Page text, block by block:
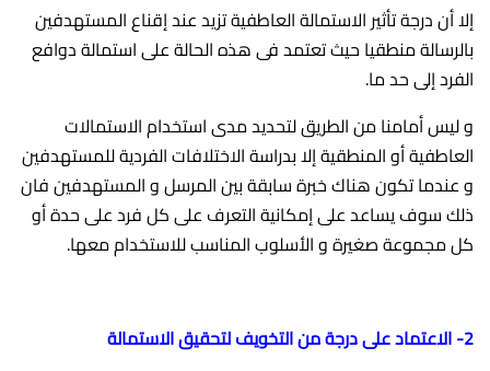
إلا أن درجة تأثير الاستمالة العاطفية تزيد عند إقناع المستهدفين
بالرسالة منطقيا حيث تعتمد فى هذه الحالة على استمالة دوافع
الفرد إلى حد ما.
و ليس أمامنا من الطريق لتحديد مدى استخدام الاستمالات
العاطفية أو المنطقية إلا بدراسة الاختلافات الفردية للمستهدفين
و عندما تكون هناك خبرة سابقة بين المرسل و المستهدفين فان
ذلك سوف يساعد على إمكانية التعرف على كل فرد على حدة أو
كل مجموعة صغيرة و الأسلوب المناسب للاستخدام معها.
2- الاعتماد على درجة من التخويف لتحقيق الاستمالة